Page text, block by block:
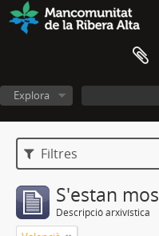
Explora
Filtres
S'estan
Descripció arxivística